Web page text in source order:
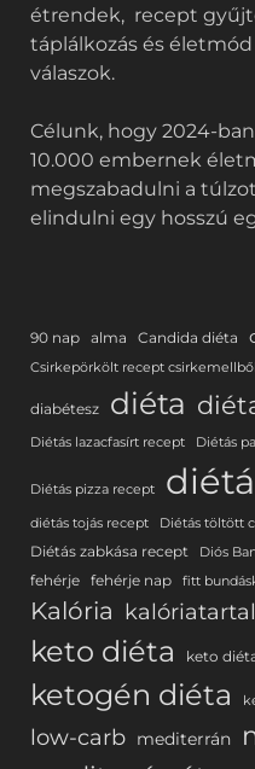
étrendek, recept
táplálkozás és
válaszok.
Célunk, hogy 2024-
10.000 embernek
megszabadulni a
elindulni egy hosszú
90 nap alma Candida diéta
Csirkepörkölt recept
diabétesz diéta
Diétás lazacfasírt recept Diétás
Diétás pizza recept
diétás tojás recept Diétás töltött
Diétás zabkása recept Diós
fehérje fehérje nap fitt
Kalória
keto diéta keto
ketogén diéta
low-carb mediterrán